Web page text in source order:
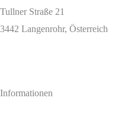
Tullner Straße 21
3442 Langenrohr, Österreich
Informationen